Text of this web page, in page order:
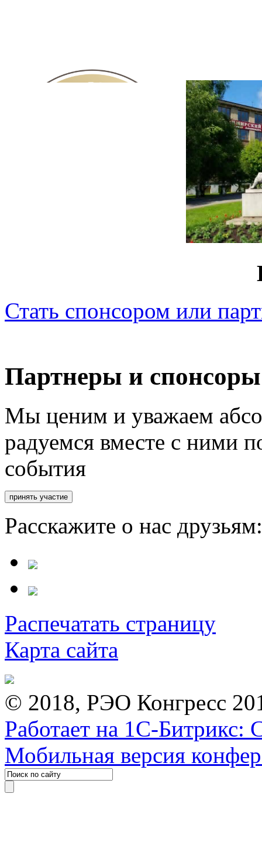
Стать спонсором или
Партнеры и спонсоры
Мы ценим и уважаем
радуемся вместе с ними
события
Расскажите о нас
Распечатать страницу
Карта сайта
© 2018, РЭО Конгресс
Работает на 1С-Битрикс:
Мобильная версия